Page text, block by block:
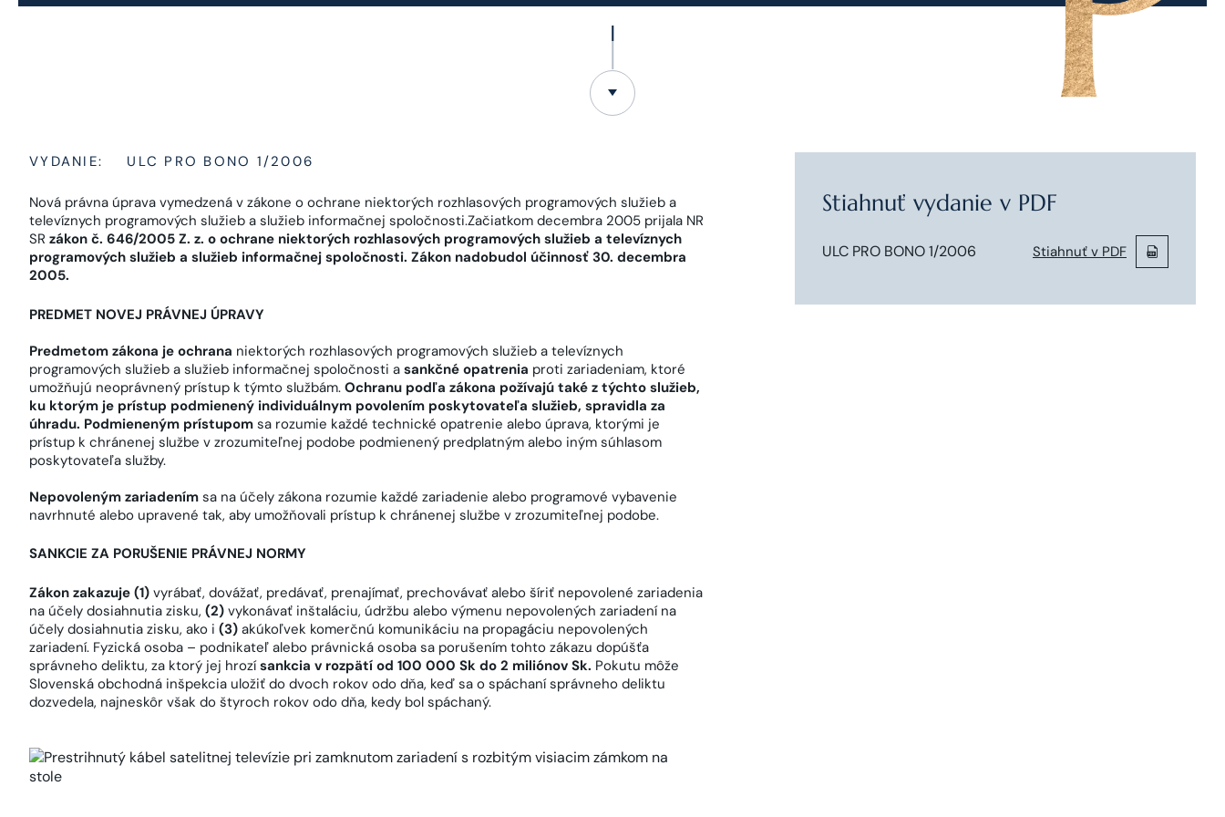
VYDANIE: ULC PRO BONO 1/2006
Nová právna úprava vymedzená v zákone o ochrane niektorých rozhlasových programových služieb a
televíznych programových služieb a služieb informačnej spoločnosti.Začiatkom decembra 2005 prijala NR
SR zákon č. 646/2005 Z. z. o ochrane niektorých rozhlasových programových služieb a televíznych
programových služieb a služieb informačnej spoločnosti. Zákon nadobudol účinnosť 30. decembra
2005.
PREDMET NOVEJ PRÁVNEJ ÚPRAVY
Predmetom zákona je ochrana niektorých rozhlasových programových služieb a televíznych
programových služieb a služieb informačnej spoločnosti a sankčné opatrenia proti zariadeniam, ktoré
umožňujú neoprávnený prístup k týmto službám. Ochranu podľa zákona požívajú také z týchto služieb,
ku ktorým je prístup podmienený individuálnym povolením poskytovateľa služieb, spravidla za
úhradu. Podmieneným prístupom sa rozumie každé technické opatrenie alebo úprava, ktorými je
prístup k chránenej službe v zrozumiteľnej podobe podmienený predplatným alebo iným súhlasom
poskytovateľa služby.
Nepovoleným zariadením sa na účely zákona rozumie každé zariadenie alebo programové vybavenie
navrhnuté alebo upravené tak, aby umožňovali prístup k chránenej službe v zrozumiteľnej podobe.
SANKCIE ZA PORUŠENIE PRÁVNEJ NORMY
Zákon zakazuje (1) vyrábať, dovážať, predávať, prenajímať, prechovávať alebo šíriť nepovolené zariadenia
na účely dosiahnutia zisku, (2) vykonávať inštaláciu, údržbu alebo výmenu nepovolených zariadení na
účely dosiahnutia zisku, ako i (3) akúkoľvek komerčnú komunikáciu na propagáciu nepovolených
zariadení. Fyzická osoba – podnikateľ alebo právnická osoba sa porušením tohto zákazu dopúšťa
správneho deliktu, za ktorý jej hrozísankcia v rozpätí od 100 000 Sk do 2 miliónov Sk. Pokutu môže
Slovenská obchodná inšpekcia uložiť do dvoch rokov odo dňa, keď sa o spáchaní správneho deliktu
dozvedela, najneskôr však do štyroch rokov odo dňa, kedy bol spáchaný.
Stiahnuť vydanie v PDF
ULC PRO BONO 1/2006 Stiahnuť v PDF